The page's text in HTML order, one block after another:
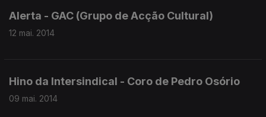
Alerta - GAC (Grupo de Acção Cultural)
12 mai. 2014
Hino da Intersindical - Coro de Pedro Osório
09 mai. 2014